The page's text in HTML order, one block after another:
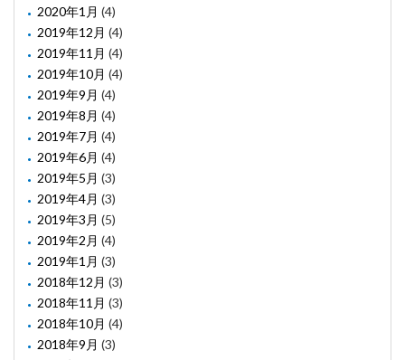
2020年1月 (4)
2019年12月 (4)
2019年11月 (4)
2019年10月 (4)
2019年9月 (4)
2019年8月 (4)
2019年7月 (4)
2019年6月 (4)
2019年5月 (3)
2019年4月 (3)
2019年3月 (5)
2019年2月 (4)
2019年1月 (3)
2018年12月 (3)
2018年11月 (3)
2018年10月 (4)
2018年9月 (3)